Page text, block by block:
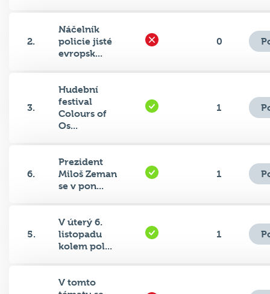
2.
Náčelník
policie jisté
evropsk...
0
3.
Hudební
festival
Colours of
Os...
1
6.
Prezident
Miloš Zeman
se v pon...
1
5.
V úterý 6.
listopadu
kolem pol...
1
V tomto